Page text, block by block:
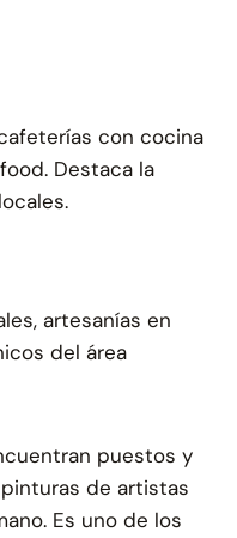
con cocina
Destaca la
artesanías en
del área
puestos y
de artistas
Es uno de los